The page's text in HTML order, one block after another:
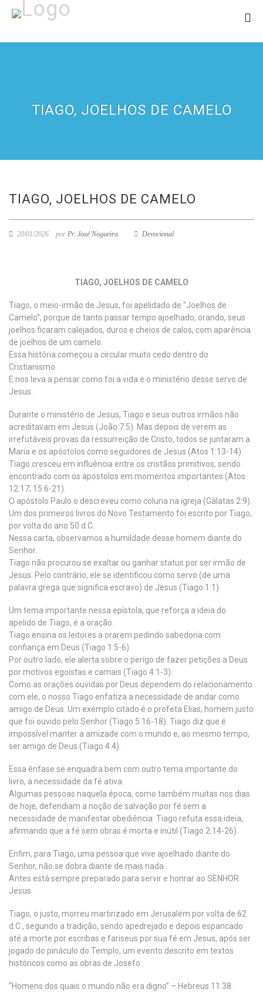
TIAGO, JOELHOS DE CAMELO
TIAGO, JOELHOS DE CAMELO
20/01/2026 por Pr. José Nogueira Devocional
TIAGO, JOELHOS DE CAMELO
Tiago, o meio-irmão de Jesus, foi apelidado de “Joelhos de
Camelo”, porque de tanto passar tempo ajoelhado, orando, seus
joelhos ficaram calejados, duros e cheios de calos, com aparência
de joelhos de um camelo.
Essa história começou a circular muito cedo dentro do
Cristianismo.
E nos leva a pensar como foi a vida e o ministério desse servo de
Jesus.
Durante o ministério de Jesus, Tiago e seus outros irmãos não
acreditavam em Jesus (João 7:5). Mas depois de verem as
irrefutáveis provas da ressurreição de Cristo, todos se juntaram a
Maria e os apóstolos como seguidores de Jesus (Atos 1:13-14).
Tiago cresceu em influência entre os cristãos primitivos, sendo
encontrado com os apóstolos em momentos importantes (Atos
12:17; 15:6-21).
O apóstolo Paulo o descreveu como coluna na igreja (Gálatas 2:9).
Um dos primeiros livros do Novo Testamento foi escrito por Tiago,
por volta do ano 50 d.C.
Nessa carta, observamos a humildade desse homem diante do
Senhor.
Tiago não procurou se exaltar ou ganhar status por ser irmão de
Jesus. Pelo contrário, ele se identificou como servo (de uma
palavra grega que significa escravo) de Jesus (Tiago 1:1).
Um tema importante nessa epístola, que reforça a ideia do
apelido de Tiago, é a oração.
Tiago ensina os leitores a orarem pedindo sabedoria com
confiança em Deus (Tiago 1:5-6).
Por outro lado, ele alerta sobre o perigo de fazer petições a Deus
por motivos egoístas e carnais (Tiago 4:1-3).
Como as orações ouvidas por Deus dependem do relacionamento
com ele, o nosso Tiago enfatiza a necessidade de andar como
amigo de Deus. Um exemplo citado é o profeta Elias, homem justo
que foi ouvido pelo Senhor (Tiago 5:16-18). Tiago diz que é
impossível manter a amizade com o mundo e, ao mesmo tempo,
ser amigo de Deus (Tiago 4:4).
Essa ênfase se enquadra bem com outro tema importante do
livro, a necessidade da fé ativa.
Algumas pessoas naquela época, como também muitas nos dias
de hoje, defendiam a noção de salvação por fé sem a
necessidade de manifestar obediência. Tiago refuta essa ideia,
afirmando que a fé sem obras é morta e inútil (Tiago 2:14-26).
Enfim, para Tiago, uma pessoa que vive ajoelhado diante do
Senhor, não se dobra diante de mais nada.
Antes está sempre preparado para servir e honrar ao SENHOR
Jesus.
Tiago, o justo, morreu martirizado em Jerusalém por volta de 62
d.C., segundo a tradição, sendo apedrejado e depois espancado
até a morte por escribas e fariseus por sua fé em Jesus, após ser
jogado do pináculo do Templo, um evento descrito em textos
históricos como as obras de Josefo.
“Homens dos quais o mundo não era digno” – Hebreus 11:38.